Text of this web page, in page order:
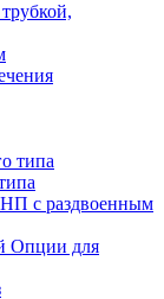
с раздвоенным
Опции для